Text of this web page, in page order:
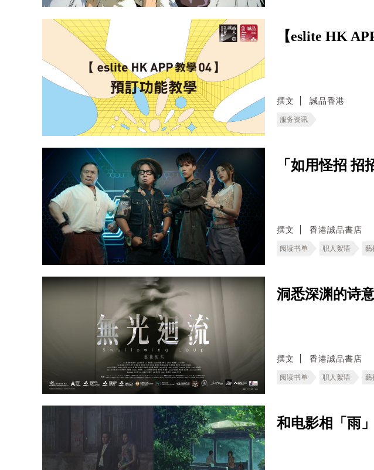
【eslite HK
撰文 誠品香港
服务资讯
「如用怪招
撰文 香港誠品書店
阅读书单 职人絮语 藝
洞悉深渊的诗
撰文 香港誠品書店
阅读书单 职人絮语 藝
和电影相「雨」